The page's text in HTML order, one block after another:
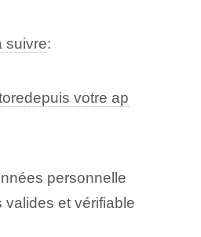
suivre:
depuis votre ap
personnelle
et vérifiable